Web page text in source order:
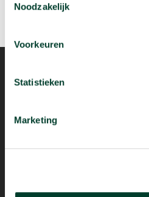
Noodzakelijk
Voorkeuren
Statistieken
Marketing
Mogelijk